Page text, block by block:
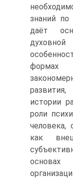
знаний по
даёт
истории
роли
человека,
как
основах